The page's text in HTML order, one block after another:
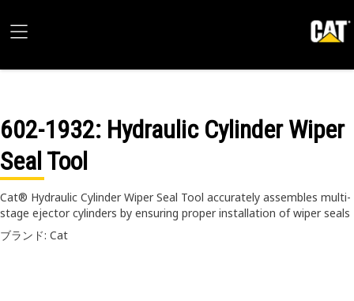
602-1932: Hydraulic Cylinder Wiper
Seal Tool
Cat® Hydraulic Cylinder Wiper Seal Tool accurately assembles multi-
stage ejector cylinders by ensuring proper installation of wiper seals
ブランド: Cat